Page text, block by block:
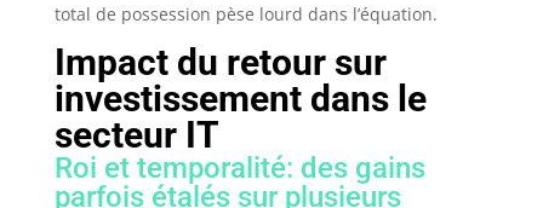
total de possession pèse lourd dans l’équation.
Impact du retour sur
investissement dans le
secteur IT
Roi et temporalité: des gains
parfois étalés sur plusieurs